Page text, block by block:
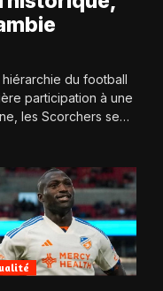
du football
participation à une
les Scorchers se